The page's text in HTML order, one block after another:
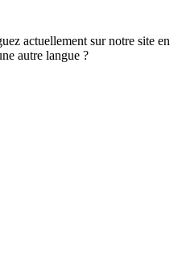
actuellement sur notre site en
autre langue ?